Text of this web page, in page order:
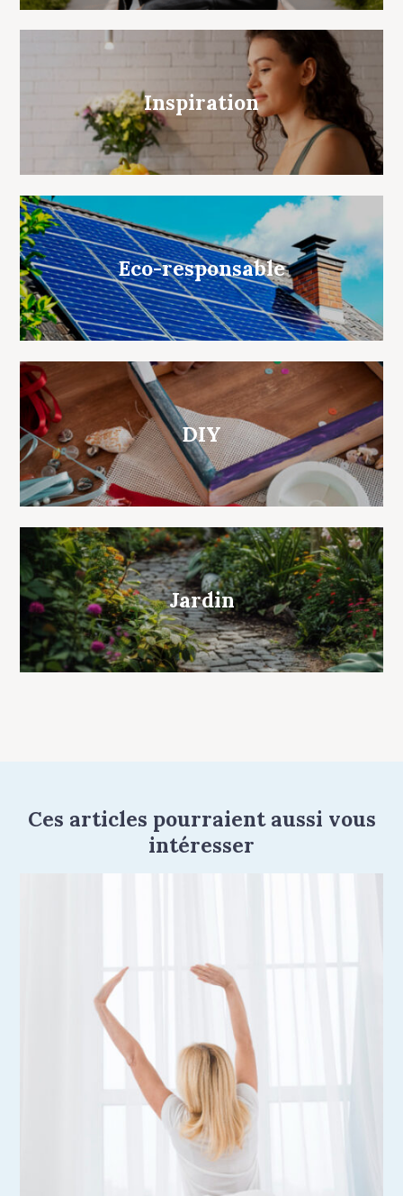
Inspiration
Eco-responsable
DIY
Jardin
Ces articles pourraient aussi vous
intéresser